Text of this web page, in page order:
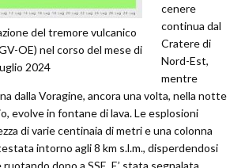
del tremore vulcanico
OE) nel corso del mese di
2024
cenere
continua dal
Cratere di
Nord-Est,
mentre
dalla Voragine, ancora una volta, nella notte
evolve in fontane di lava. Le esplosioni
di varie centinaia di metri e una colonna
intorno agli 8 km s.l.m., disperdendosi
ruotando dopo a SSE. E’ stata segnalata